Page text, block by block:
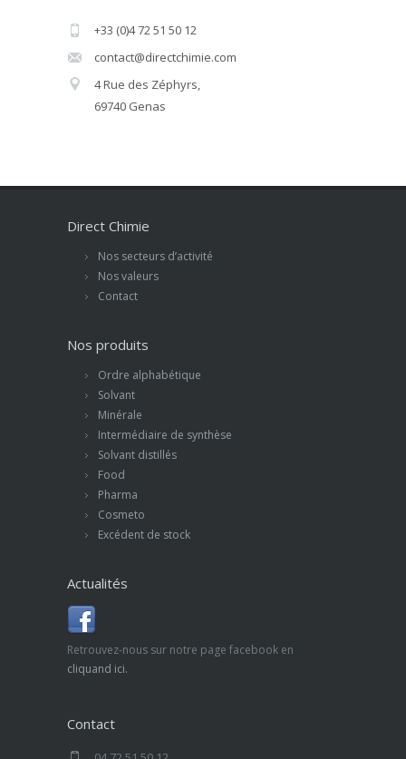
+33 (0)4 72 51 50 12
contact@directchimie.com
4 Rue des Zéphyrs,
69740 Genas
Direct Chimie
Nos secteurs d’activité
Nos valeurs
Contact
Nos produits
Ordre alphabétique
Solvant
Minérale
Intermédiaire de synthèse
Solvant distillés
Food
Pharma
Cosmeto
Excédent de stock
Actualités
Retrouvez-nous sur notre page facebook en
cliquand ici.
Contact